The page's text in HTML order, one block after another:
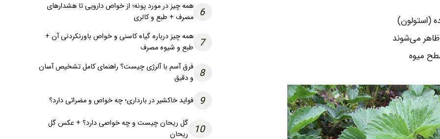
(استولون)
میوه
6
همه چیز در مورد پونه؛ از خواص دارویی تا هشدارهای
مصرف + طبع و کالری
7
همه چیز درباره گیاه کاسنی و خواص باورنکردنی آن +
طبع و شیوه مصرف
8 فرق آسم با آلرژی چیست؟ راهنمای کامل تشخیص آسان
و دقیق
9 فواید خاکشیر در بارداری؛ چه خواص و مضراتی دارد؟
10
گل ریحان چیست و چه خواصی دارد؟ + عکس گل
ریحان